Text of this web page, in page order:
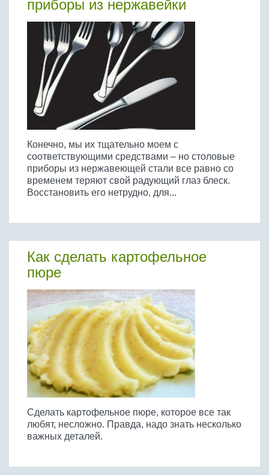
Бобовые
Яйца
Крупы
приборы из нержавейки
Конечно, мы их тщательно моем с
соответствующими средствами – но столовые
приборы из нержавеющей стали все равно со
временем теряют свой радующий глаз блеск.
Восстановить его нетрудно, для...
Как сделать картофельное
пюре
Сделать картофельное пюре, которое все так
любят, несложно. Правда, надо знать несколько
важных деталей.